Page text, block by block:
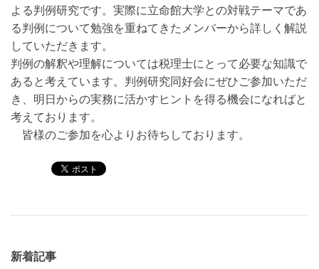
よる判例研究です。実際に立命館大学との対戦テーマであ
る判例について勉強を重ねてきたメンバーから詳しく解説
していただきます。
判例の解釈や理解については税理士にとって必要な知識で
あると考えています。判例研究同好会にぜひご参加いただ
き、明日からの実務に活かすヒントを得る機会になればと
考えております。
皆様のご参加を心よりお待ちしております。
新着記事